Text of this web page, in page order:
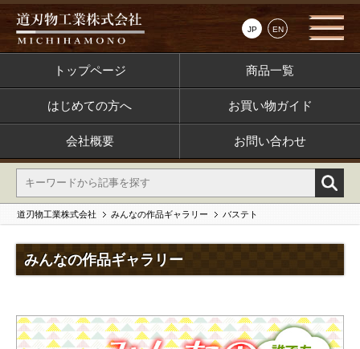
JP EN
トップページ 商品一覧
はじめての方へ お買い物ガイド
会社概要 お問い合わせ
道刃物工業株式会社 みんなの作品ギャラリー バステト
みんなの作品ギャラリー